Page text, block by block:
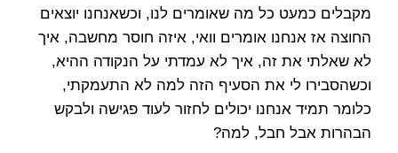
מקבלים כמעט כל מה שאומרים לנו, וכשאנחנו יוצאים
החוצה אז אנחנו אומרים וואי, איזה חוסר מחשבה, איך
לא שאלתי את זה, איך לא עמדתי על הנקודה ההיא,
וכשהסבירו לי את הסעיף הזה למה לא התעמקתי,
כלומר תמיד אנחנו יכולים לחזור לעוד פגישה ולבקש
הבהרות אבל חבל, למה?